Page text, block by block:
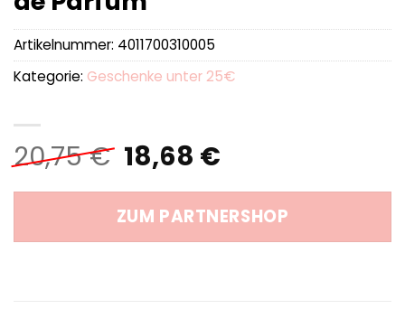
20,75€ Ursprünglicher
Preis
war:
20,75 €
18,68 €Aktueller
ist:
18,68 €.
ZUM PARTNERSHOP
Artikelnummer: 4011700310005
Kategorie: Geschenke unter 25€